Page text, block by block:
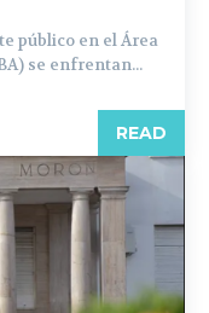
público en el Área
se enfrentan...
READ